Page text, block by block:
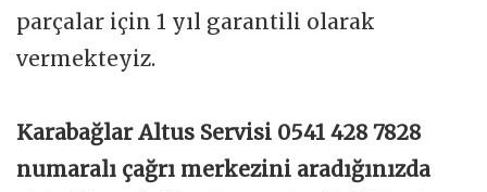
parçalar için 1 yıl garantili olarak
vermekteyiz.
Karabağlar Altus Servisi 0541 428 7828
numaralı çağrı merkezini aradığınızda